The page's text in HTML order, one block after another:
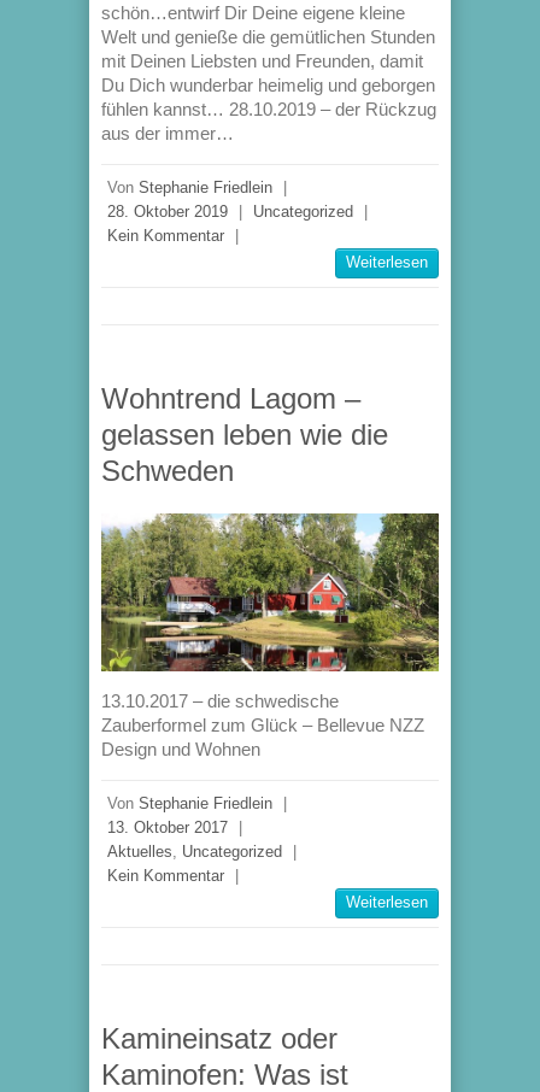
schön…entwirf Dir Deine eigene kleine
Welt und genieße die gemütlichen Stunden
mit Deinen Liebsten und Freunden, damit
Du Dich wunderbar heimelig und geborgen
fühlen kannst… 28.10.2019 – der Rückzug
aus der immer…
Von Stephanie Friedlein
|
28. Oktober 2019
| Uncategorized
|
Kein Kommentar
|
Weiterlesen
Wohntrend Lagom –
gelassen leben wie die
Schweden
13.10.2017 – die schwedische
Zauberformel zum Glück – Bellevue NZZ
Design und Wohnen
Von Stephanie Friedlein
13. Oktober 2017
Aktuelles
Uncategorized
Kein Kommentar
Weiterlesen
Kamineinsatz oder
Kaminofen: Was ist